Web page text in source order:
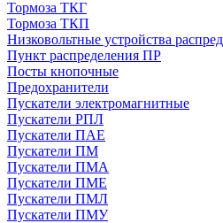
Тормоза ТКГ
Тормоза ТКП
Низковольтные устройства
Пункт распределения ПР
Посты кнопочные
Предохранители
Пускатели электромагнитные
Пускатели РПЛ
Пускатели ПАЕ
Пускатели ПМ
Пускатели ПМА
Пускатели ПМЕ
Пускатели ПМЛ
Пускатели ПМУ